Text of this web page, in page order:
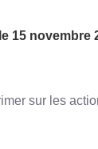
15 novembre
sur les